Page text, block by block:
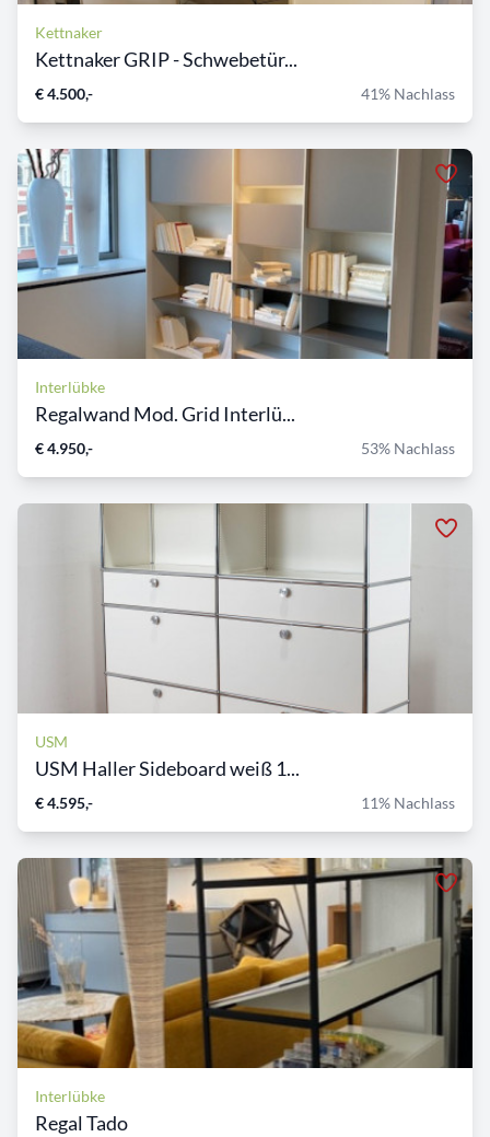
Kettnaker
Kettnaker GRIP - Schwebetür...
€ 4.500,- 41% Nachlass
Interlübke
Regalwand Mod. Grid Interlü...
€ 4.950,- 53% Nachlass
USM
USM Haller Sideboard weiß 1...
€ 4.595,- 11% Nachlass
Interlübke
Regal Tado